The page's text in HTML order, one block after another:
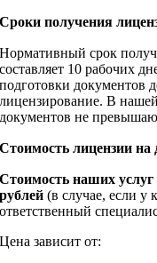
Сроки получения
Нормативный срок
составляет 10 рабочих
подготовки документов
лицензирование. В
документов не
Стоимость лицензии
Стоимость наших услуг
рублей (в случае, если у
ответственный
Цена зависит от: